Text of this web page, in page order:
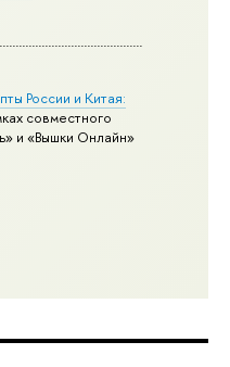
России и Китая:
совместного
и «Вышки Онлайн»